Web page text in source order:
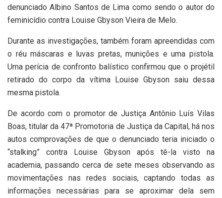
denunciado Albino Santos de Lima como sendo o autor do
feminicídio contra Louise Gbyson Vieira de Melo.
Durante as investigações, também foram apreendidas com
o réu máscaras e luvas pretas, munições e uma pistola.
Uma perícia de confronto balístico confirmou que o projétil
retirado do corpo da vítima Louise Gbyson saiu dessa
mesma pistola.
De acordo com o promotor de Justiça Antônio Luís Vilas
Boas, titular da 47ª Promotoria de Justiça da Capital, há nos
autos comprovações de que o denunciado teria iniciado o
“stalking” contra Louise Gbyson após tê-la visto na
academia, passando cerca de sete meses observando as
movimentações nas redes sociais, captando todas as
informações necessárias para se aproximar dela sem